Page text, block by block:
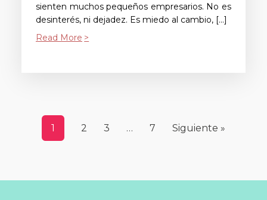
sienten muchos pequeños empresarios. No es
desinterés, ni dejadez. Es miedo al cambio, […]
Read More
1 2 3 … 7 Siguiente »